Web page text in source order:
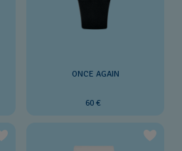
ONCE AGAIN
60 €